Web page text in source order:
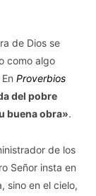
de Dios se
como algo
Proverbios
del pobre
buena obra».
de los
Señor insta en
sino en el cielo,